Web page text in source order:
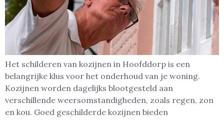
Het schilderen van kozijnen in Hoofddorp is een
belangrijke klus voor het onderhoud van je woning.
Kozijnen worden dagelijks blootgesteld aan
verschillende weersomstandigheden, zoals regen, zon
en kou. Goed geschilderde kozijnen bieden